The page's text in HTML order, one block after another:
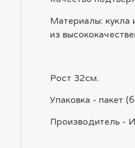
Материалы: кукла
из
Рост 32см.
Упаковка - пакет
Производитель -